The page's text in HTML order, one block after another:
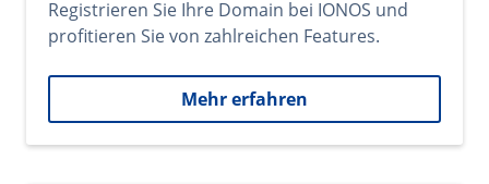
Registrieren Sie Ihre Domain bei IONOS und
profitieren Sie von zahlreichen Features.
Mehr erfahren